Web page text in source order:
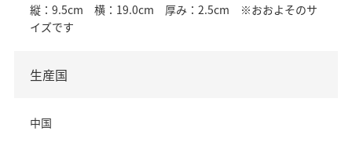
縦：9.5cm 横：19.0cm 厚み：2.5cm ※おおよそのサ
イズです
生産国
中国